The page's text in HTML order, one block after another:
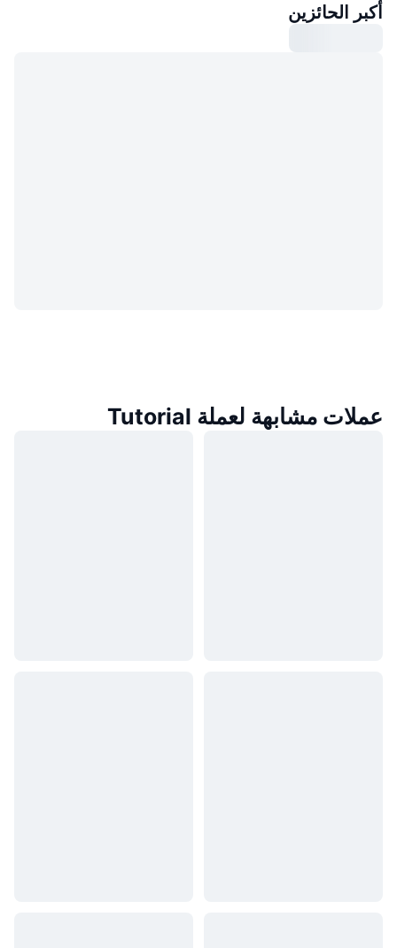
أكبر الحائزين
عملات مشابهة لعملة Tutorial